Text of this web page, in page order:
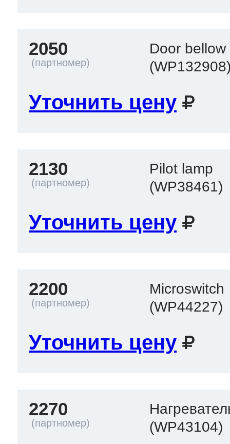
2050
Door bellow
Уточнить цену
2130
Pilot lamp
(WP38461)
Уточнить цену
2200
Microswitch
(WP44227)
Уточнить цену
2270
(WP43104)